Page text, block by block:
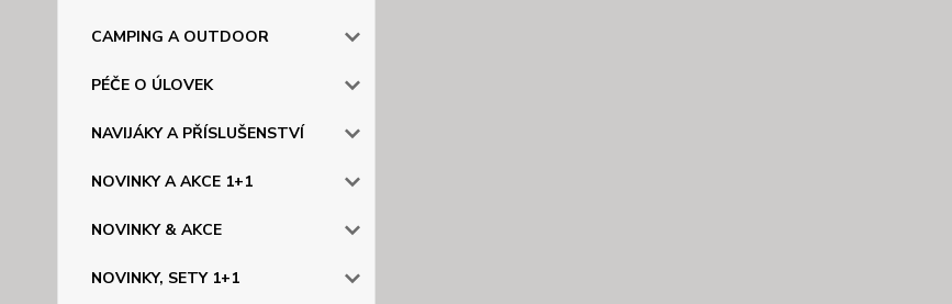
CAMPING A OUTDOOR
PÉČE O ÚLOVEK
NAVIJÁKY A PŘÍSLUŠENSTVÍ
NOVINKY A AKCE 1+1
NOVINKY & AKCE
NOVINKY, SETY 1+1